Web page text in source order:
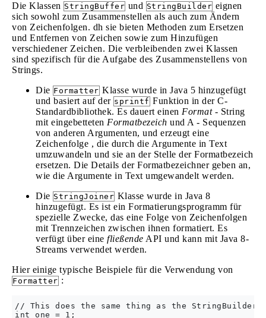
Die Klassen StringBuffer und StringBuilder eignen
sich sowohl zum Zusammenstellen als auch zum Ändern
von Zeichenfolgen. dh sie bieten Methoden zum Ersetzen
und Entfernen von Zeichen sowie zum Hinzufügen
verschiedener Zeichen. Die verbleibenden zwei Klassen
sind spezifisch für die Aufgabe des Zusammenstellens von
Strings.
Die Formatter Klasse wurde in Java 5 hinzugefügt
und basiert auf der sprintf Funktion in der C-
Standardbibliothek. Es dauert einen Format- String
mit eingebetteten Formatbezeich und A - Sequenzen
von anderen Argumenten, und erzeugt eine
Zeichenfolge , die durch die Argumente in Text
umzuwandeln und sie an der Stelle der Formatbezeich
ersetzen. Die Details der Formatbezeichner geben an,
wie die Argumente in Text umgewandelt werden.
Die StringJoiner Klasse wurde in Java 8
hinzugefügt. Es ist ein Formatierungsprogramm für
spezielle Zwecke, das eine Folge von Zeichenfolgen
mit Trennzeichen zwischen ihnen formatiert. Es
verfügt über eine fließende API und kann mit Java 8-
Streams verwendet werden.
Hier einige typische Beispiele für die Verwendung von
Formatter :
// This does the same thing as the StringBuilder
int one = 1;